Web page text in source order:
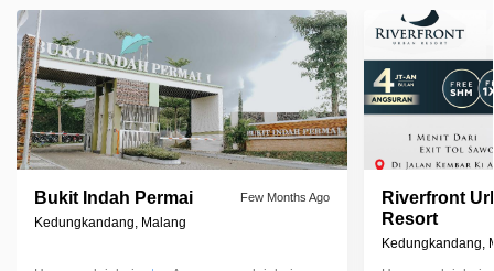
Bukit Indah Permai
Kedungkandang, Malang
Few Months Ago
Riverfront
Resort
Kedungkandang,